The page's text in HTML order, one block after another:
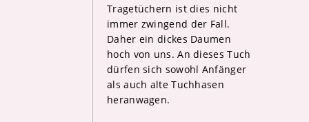
Tragetüchern ist dies nicht
immer zwingend der Fall.
Daher ein dickes Daumen
hoch von uns. An dieses Tuch
dürfen sich sowohl Anfänger
als auch alte Tuchhasen
heranwagen.